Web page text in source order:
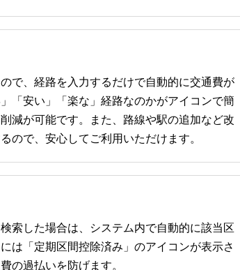
で、経路を入力するだけで自動的に交通費が
「安い」「楽な」経路なのかがアイコンで簡
減が可能です。また、路線や駅の追加など改
ので、安心してご利用いただけます。
索した場合は、システム内で自動的に該当区
は「定期区間控除済み」のアイコンが表示さ
の過払いを防げます。